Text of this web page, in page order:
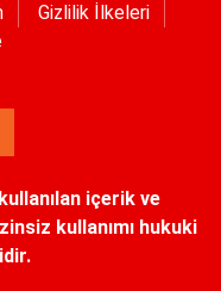
Gizlilik İlkeleri
içerik ve
kullanımı hukuki